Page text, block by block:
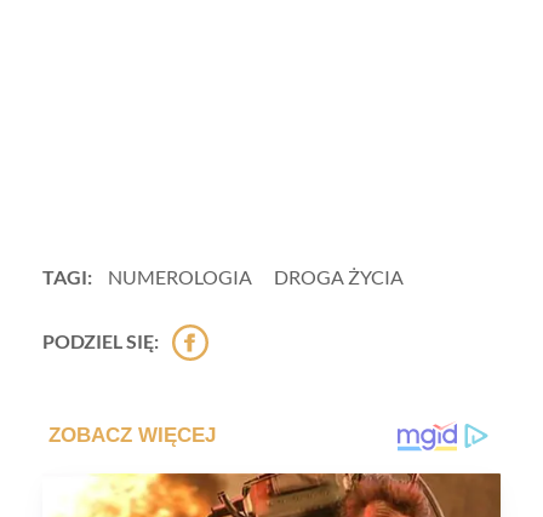
TAGI: NUMEROLOGIA DROGA ŻYCIA
PODZIEL SIĘ: